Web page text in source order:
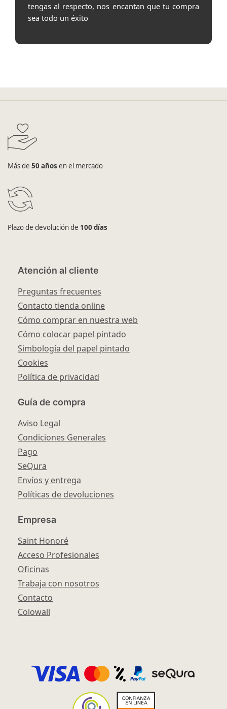
tengas al respecto, nos encantan que tu compra
sea todo un éxito
Más de 50 años en el mercado
Plazo de devolución de 100 días
Atención al cliente
Preguntas frecuentes
Contacto tienda online
Cómo comprar en nuestra web
Cómo colocar papel pintado
Simbología del papel pintado
Cookies
Política de privacidad
Guía de compra
Aviso Legal
Condiciones Generales
Pago
SeQura
Envíos y entrega
Políticas de devoluciones
Empresa
Saint Honoré
Acceso Profesionales
Oficinas
Trabaja con nosotros
Contacto
Colowall